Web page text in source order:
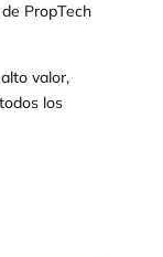
PropTech
valor,
los